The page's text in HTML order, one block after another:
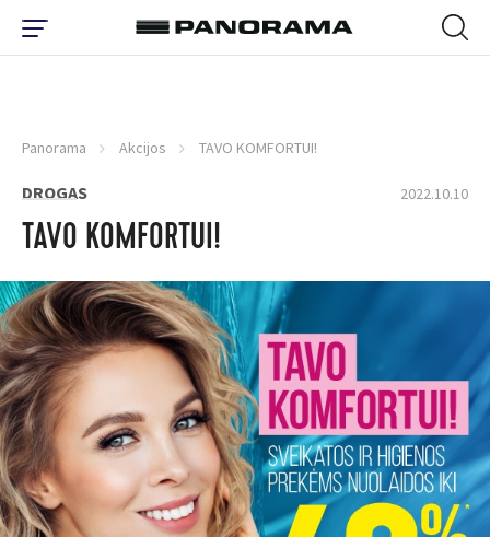
Panorama Akcijos TAVO KOMFORTUI!
DROGAS 2022.10.10
TAVO KOMFORTUI!